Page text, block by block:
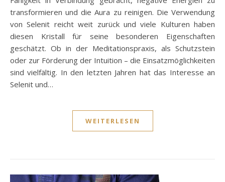
transformieren und die Aura zu reinigen. Die Verwendung
von Selenit reicht weit zurück und viele Kulturen haben
diesen Kristall für seine besonderen Eigenschaften
geschätzt. Ob in der Meditationspraxis, als Schutzstein
oder zur Förderung der Intuition – die Einsatzmöglichkeiten
sind vielfältig. In den letzten Jahren hat das Interesse an
Selenit und…
WEITERLESEN